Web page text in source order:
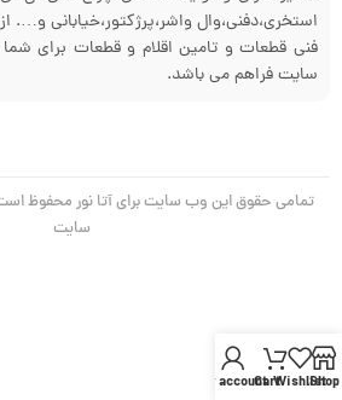
استخری،دفنی،وال واشر،پرژکتور،خیابانی
فنی قطعات و تامین اقلام و قطعات برای شما
سایت فراهم می باشد.
تمامی حقوق این وب سایت برای آتا نور محفوظ
سایت
Shop
Wishlist
Cart
My account